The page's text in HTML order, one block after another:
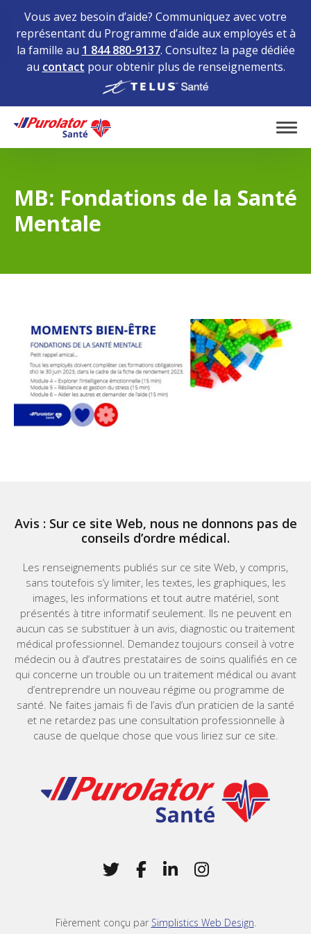
Vous avez besoin d’aide? Communiquez avec votre
représentant du Programme d’aide aux employés et à
la famille au 1 844 880-9137. Consultez la page dédiée
au contact pour obtenir plus de renseignements.
Home
MB: Fondations de la Santé
Mentale
Avis : Sur ce site Web, nous ne donnons pas de
conseils d’ordre médical.
Les renseignements publiés sur ce site Web, y compris,
sans toutefois s’y limiter, les textes, les graphiques, les
images, les informations et tout autre matériel, sont
présentés à titre informatif seulement. Ils ne peuvent en
aucun cas se substituer à un avis, diagnostic ou traitement
médical professionnel. Demandez toujours conseil à votre
médecin ou à d’autres prestataires de soins qualifiés en ce
qui concerne un trouble ou un traitement médical ou avant
d’entreprendre un nouveau régime ou programme de
santé. Ne faites jamais fi de l’avis d’un praticien de la santé
et ne retardez pas une consultation professionnelle à
cause de quelque chose que vous liriez sur ce site.
Home
Twitter
(Opens in a new window)
Facebook
(Opens in a new
LinkedIn
(Opens in a new
Instagram
(Opens in a
Fièrement conçu par Simplistics Web Design.